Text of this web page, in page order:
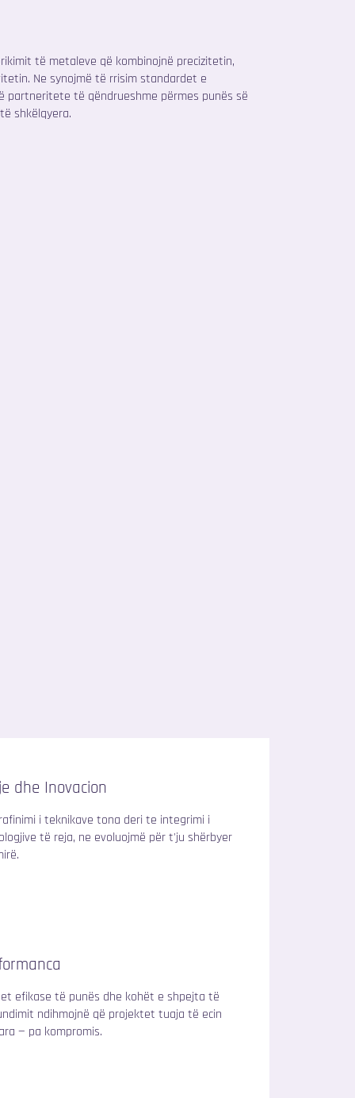
të metaleve që kombinojnë precizitetin,
Ne synojmë të rrisim standardet e
partneritete të qëndrueshme përmes punës së
shkëlqyera.
dhe Inovacion
i teknikave tona deri te integrimi i
të reja, ne evoluojmë për t'ju shërbyer
efikase të punës dhe kohët e shpejta të
ndihmojnë që projektet tuaja të ecin
— pa kompromis.